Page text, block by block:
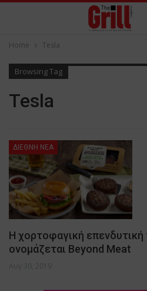
Home Tesla
Browsing Tag
Tesla
ΔΙΕΘΝΗ ΝΕΑ
Η χορτοφαγική επενδυτική
ονομάζεται Beyond Meat
Αυγ 30, 2019